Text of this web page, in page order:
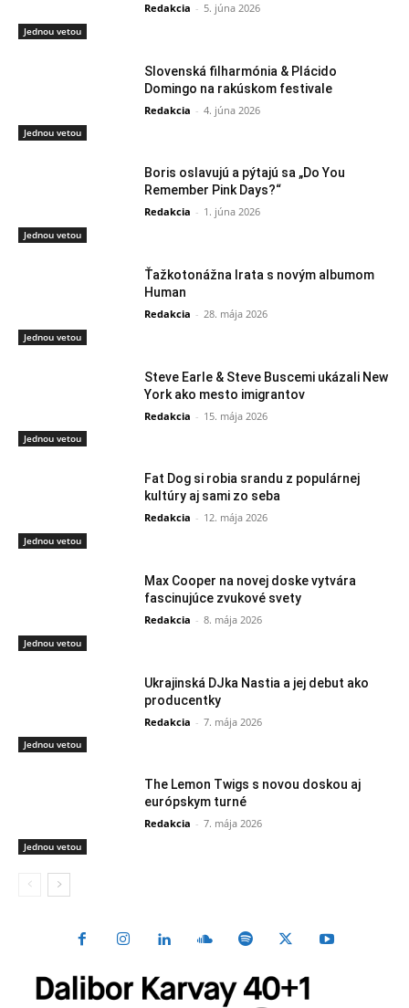
Jednou vetou
Redakcia - 5. júna 2026
Jednou vetou
Slovenská filharmónia & Plácido
Domingo na rakúskom festivale
Redakcia - 4. júna 2026
Jednou vetou
Boris oslavujú a pýtajú sa „Do You
Remember Pink Days?“
Redakcia - 1. júna 2026
Jednou vetou
Ťažkotonážna Irata s novým albumom
Human
Redakcia - 28. mája 2026
Jednou vetou
Steve Earle & Steve Buscemi ukázali New
York ako mesto imigrantov
Redakcia - 15. mája 2026
Jednou vetou
Fat Dog si robia srandu z populárnej
kultúry aj sami zo seba
Redakcia - 12. mája 2026
Jednou vetou
Max Cooper na novej doske vytvára
fascinujúce zvukové svety
Redakcia - 8. mája 2026
Jednou vetou
Ukrajinská DJka Nastia a jej debut ako
producentky
Redakcia - 7. mája 2026
Jednou vetou
The Lemon Twigs s novou doskou aj
európskym turné
Redakcia - 7. mája 2026